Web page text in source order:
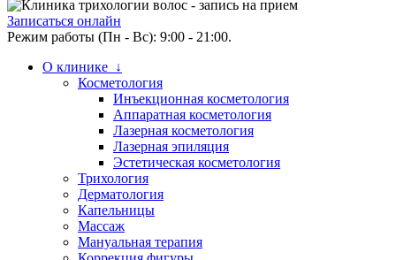
Записаться онлайн
Режим работы (Пн - Вс): 9:00 - 21:00.
О клинике ↓
Косметология
Инъекционная косметология
Аппаратная косметология
Лазерная косметология
Лазерная эпиляция
Эстетическая косметология
Трихология
Дерматология
Капельницы
Массаж
Мануальная терапия